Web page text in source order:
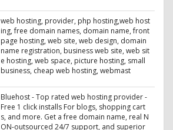
web hosting, provider, php hosting,web host
ing, free domain names, domain name, front
page hosting, web site, web design, domain
name registration, business web site, web sit
e hosting, web space, picture hosting, small
business, cheap web hosting, webmast
Bluehost - Top rated web hosting provider -
Free 1 click installs For blogs, shopping cart
s, and more. Get a free domain name, real N
ON-outsourced 24/7 support, and superior